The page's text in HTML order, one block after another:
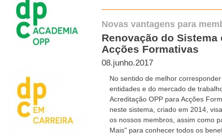
Novas vantagens para
Renovação do Sistema
Acções Formativas
08.junho.2017
No sentido de melhor
entidades e do mercado de
Acreditação OPP para Acções
neste sistema, criado em 2014,
os nossos membros, assim como
Mais" para conhecer todos os